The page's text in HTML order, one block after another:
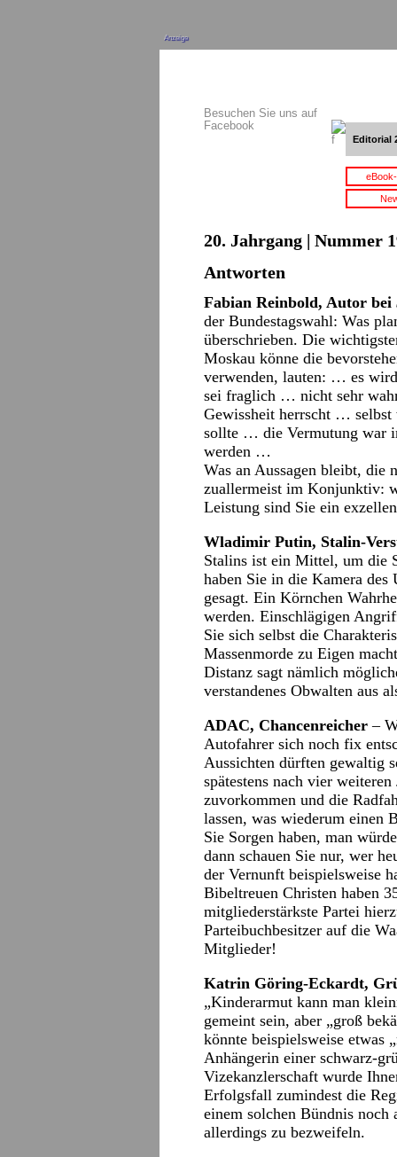
Anzeige
Besuchen Sie uns auf
Facebook
Editorial
20. Jahrgang | Nummer
Antworten
Fabian Reinbold, Autor bei
der Bundestagswahl: Was
überschrieben. Die
Moskau könne die
verwenden, lauten: … es
sei fraglich … nicht sehr
Gewissheit herrscht … selbst
sollte … die Vermutung war
werden …
Was an Aussagen bleibt, die
zuallermeist im Konjunktiv:
Leistung sind Sie ein
Wladimir Putin, Stalin-
Stalins ist ein Mittel, um die
haben Sie in die Kamera des
gesagt. Ein Körnchen
werden. Einschlägigen
Sie sich selbst die
Massenmorde zu Eigen
Distanz sagt nämlich
verstandenes Obwalten aus
ADAC, Chancenreicher –
Autofahrer sich noch fix
Aussichten dürften gewaltig
spätestens nach vier
zuvorkommen und die
lassen, was wiederum einen
Sie Sorgen haben, man
dann schauen Sie nur, wer
der Vernunft beispielsweise
Bibeltreuen Christen haben
mitgliederstärkste Partei
Parteibuchbesitzer auf die
Mitglieder!
Katrin Göring-Eckardt,
„Kinderarmut kann man
gemeint sein, aber „groß
könnte beispielsweise etwas
Anhängerin einer schwarz-
Vizekanzlerschaft wurde
Erfolgsfall zumindest die
einem solchen Bündnis
allerdings zu bezweifeln.